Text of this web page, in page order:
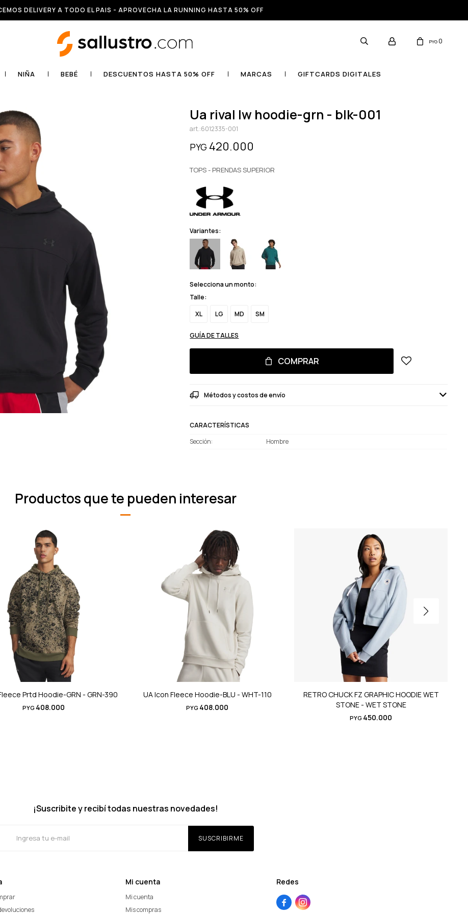
DELIVERY A TODO EL PAIS - APROVECHA LA RUNNING HASTA 50% OFF
NIÑA BEBÉ DESCUENTOS HASTA 50% OFF MARCAS GIFTCARDS DIGITALES
PYG 0
ua rival lw hoodie-grn - blk-001
6012335-001
PYG 420.000
TOPS - PRENDAS SUPERIOR
Variantes:
Selecciona un monto:
Talle:
XL
LG MD SM
GUÍA DE TALLES
COMPRAR
Métodos y costos de envío
CARACTERÍSTICAS
Sección
Hombre
Productos que te pueden interesar
Prtd Hoodie-GRN - GRN-390
PYG 408.000
UA Icon Fleece Hoodie-BLU - WHT-110
PYG 408.000
RETRO CHUCK FZ GRAPHIC HOODIE WET
STONE - WET STONE
PYG 450.000
Mi cuenta
Mi cuenta
Mis compras
Redes
 
¡Suscribite y recibí todas nuestras novedades!
SUSCRIBIRME